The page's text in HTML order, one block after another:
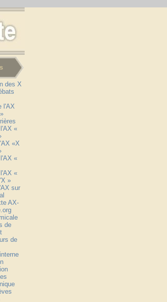
des X
l'AX
«
«X
«
«
»
sur
AX-
de
de